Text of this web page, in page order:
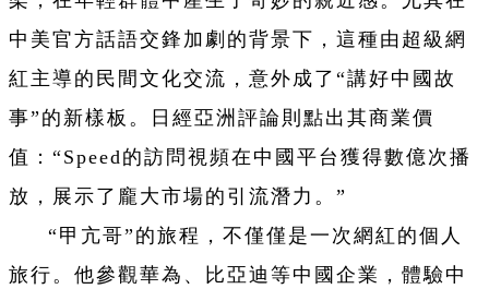
中美官方話語交鋒加劇的背景下，這種由超級網
紅主導的民間文化交流，意外成了“講好中國故
事”的新樣板。日經亞洲評論則點出其商業價
值：“Speed的訪問視頻在中國平台獲得數億次播
放，展示了龐大市場的引流潛力。”
“甲亢哥”的旅程，不僅僅是一次網紅的個人
旅行。他參觀華為、比亞迪等中國企業，體驗中